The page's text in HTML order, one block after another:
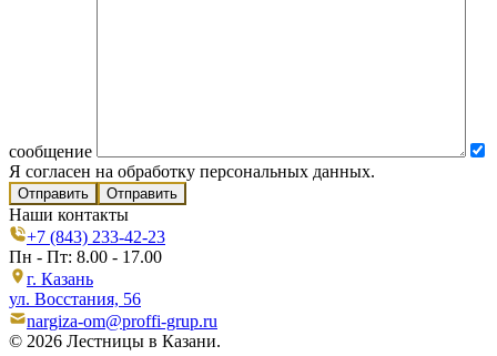
сообщение
Я согласен на обработку персональных данных.
Отправить
Наши контакты
+7 (843) 233-42-23
Пн - Пт: 8.00 - 17.00
г. Казань
ул. Восстания, 56
nargiza-om@proffi-grup.ru
© 2026 Лестницы в Казани.